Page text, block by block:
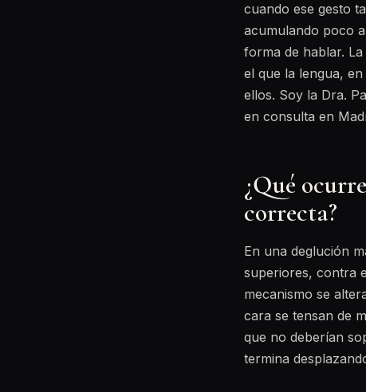
cuando ese gesto
acumulando poco
forma de hablar. La
el que la lengua,
ellos. Soy la Dra.
en consulta en
¿Qué
correcta?
En una deglución
superiores, contra
mecanismo se
cara se tensan de
que no deberían
termina